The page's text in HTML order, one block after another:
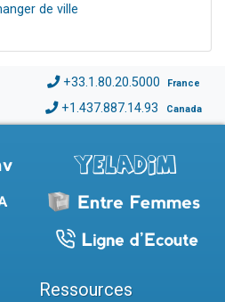
de ville
+33.1.80.20.5000 France
+1.437.887.14.93 Canada
Ressources